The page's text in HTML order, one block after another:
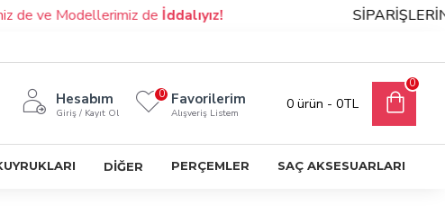
Modellerimiz deİddalıyız! SİPARİŞLERİNİZ
Hesabım
Giriş / Kayıt Ol
Favorilerim
Alışveriş Listem
0
0 ürün - 0TL
0
DİĞER PERÇEMLER SAÇ AKSESUARLARI